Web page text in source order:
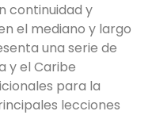
continuidad y
el mediano y largo
una serie de
y el Caribe
para la
lecciones